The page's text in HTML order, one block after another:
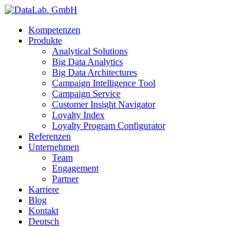
Kompetenzen
Produkte
Analytical Solutions
Big Data Analytics
Big Data Architectures
Campaign Intelligence Tool
Campaign Service
Customer Insight Navigator
Loyalty Index
Loyalty Program Configurator
Referenzen
Unternehmen
Team
Engagement
Partner
Karriere
Blog
Kontakt
Deutsch